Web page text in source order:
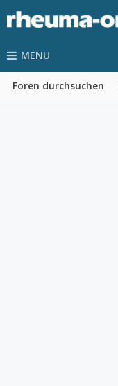
MENU
Foren durchsuchen